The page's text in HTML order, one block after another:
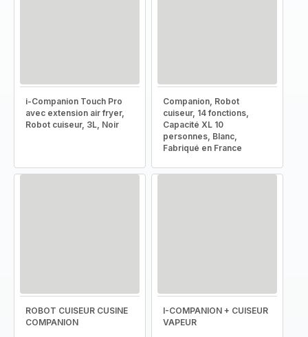
i-Companion Touch Pro
avec extension air fryer,
Robot cuiseur, 3L, Noir
Companion, Robot
cuiseur, 14 fonctions,
Capacité XL 10
personnes, Blanc,
Fabriqué en France
ROBOT CUISEUR CUSINE
COMPANION
I-COMPANION + CUISEUR
VAPEUR